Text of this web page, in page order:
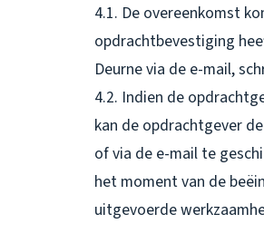
4.1. De overeenkomst
opdrachtbevestiging
Deurne via de e-mail,
4.2. Indien de
kan de opdrachtgever
of via de e-mail te
het moment van de
uitgevoerde